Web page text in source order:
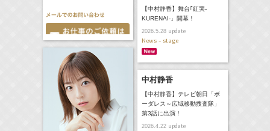
【中村静香】舞台｢紅哭-
KURENAI-」開幕！
2026.5.28update
News - stage
中村静香
【中村静香】テレビ朝日「ボ
ーダレス～広域移動捜査隊」
第3話に出演！
2026.4.22update